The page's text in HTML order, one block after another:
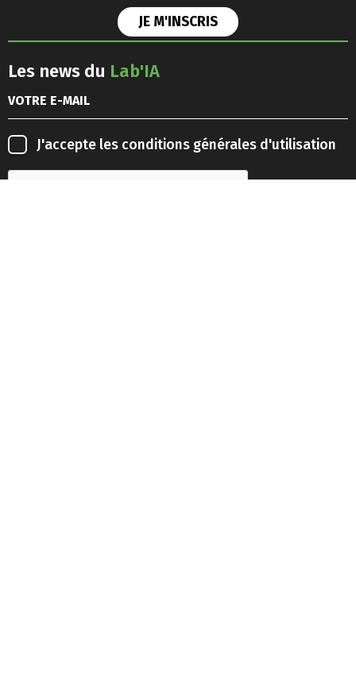
Les news du Lab'IA
J'accepte les conditions générales d'utilisation